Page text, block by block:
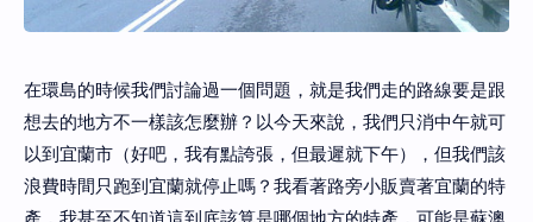
在環島的時候我們討論過一個問題，就是我們走的路線要是跟
想去的地方不一樣該怎麼辦？以今天來說，我們只消中午就可
以到宜蘭市（好吧，我有點誇張，但最遲就下午），但我們該
浪費時間只跑到宜蘭就停止嗎？我看著路旁小販賣著宜蘭的特